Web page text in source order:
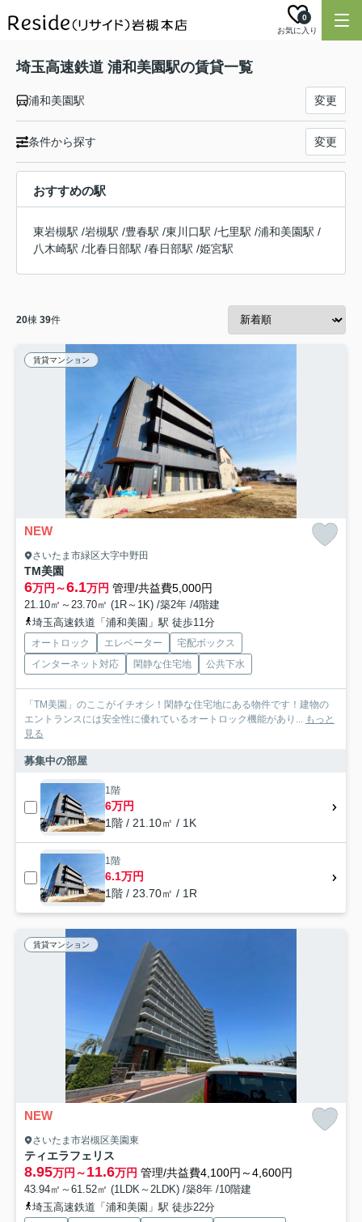
お気に入り
0
埼玉高速鉄道 浦和美園駅の賃貸一覧
浦和美園駅 変更
条件から探す 変更
おすすめの駅
東岩槻駅 /岩槻駅 /豊春駅 /東川口駅 /七里駅 /浦和美園駅 /
八木崎駅 /北春日部駅 /春日部駅 /姫宮駅
20棟 39件
賃貸マンション
NEW
さいたま市緑区大字中野田
TM美園
6万円～6.1万円 管理/共益費5,000円
21.10㎡～23.70㎡ (1R～1K) /築2年 /4階建
埼玉高速鉄道「浦和美園」駅 徒歩11分
オートロック エレベーター
宅配ボックス
インターネット対応
閑静な住宅地 公共下水
「TM美園」のここがイチオシ！閑静な住宅地にある物件です！建物の
エントランスには安全性に優れているオートロック機能があり... もっと
見る
募集中の部屋
1階
6万円
1階 / 21.10㎡ / 1K
1階
6.1万円
1階 / 23.70㎡ / 1R
賃貸マンション
NEW
さいたま市岩槻区美園東
ティエラフェリス
8.95万円～11.6万円 管理/共益費4,100円～4,600円
43.94㎡～61.52㎡ (1LDK～2LDK) /築8年 /10階建
埼玉高速鉄道「浦和美園」駅 徒歩22分